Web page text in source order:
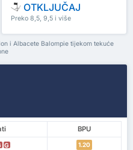
OTKLJUČAJ
Preko 8,5, 9,5 i više
i Albacete Balompie tijekom tekuće
BPU
G 1.20